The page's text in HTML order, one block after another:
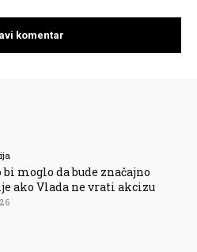
bi moglo da bude značajno
ako Vlada ne vrati akcizu